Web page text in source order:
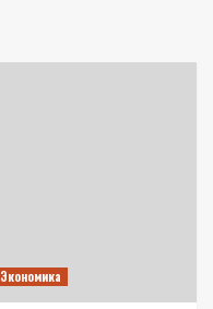
Экономика